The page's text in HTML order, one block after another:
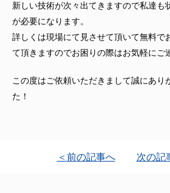
新しい技術が次々出てきますので私達も
が必要になります。
詳しくは現場にて見させて頂いて無料で
て頂きますのでお困りの際はお気軽にご
この度はご依頼いただきまして誠にあり
た！
＜前の記事へ 次の記